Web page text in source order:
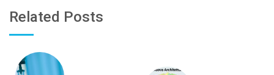
Related Posts